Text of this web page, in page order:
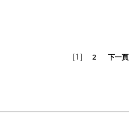
[1] 2 下一頁